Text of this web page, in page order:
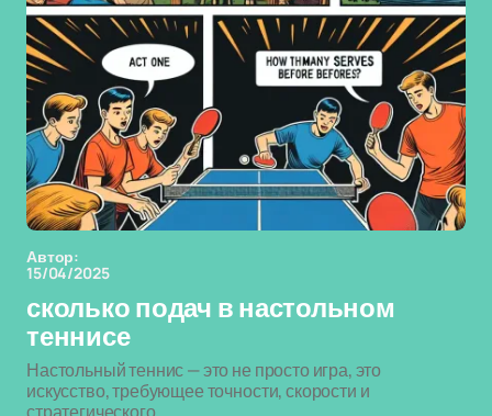
Автор:
15/04/2025
сколько подач в настольном
теннисе
Настольный теннис — это не просто игра, это
искусство, требующее точности, скорости и